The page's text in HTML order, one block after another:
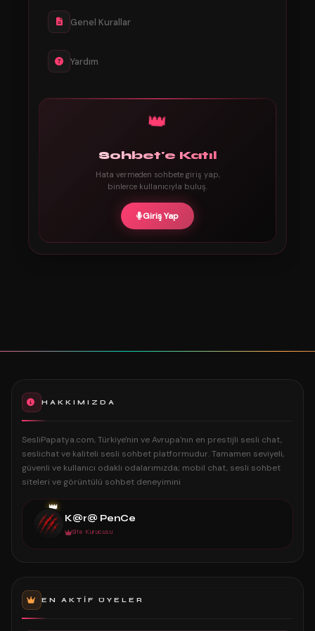
Genel Kurallar
Yardım
👑
Sohbet'e Katıl
Hata vermeden sohbete giriş yap,
binlerce kullanıcıyla buluş.
Giriş Yap
HAKKIMIZDA
SesliPapatya.com, Türkiye'nin ve Avrupa'nın en prestijli sesli chat,
seslichat ve kaliteli sesli sohbet platformudur. Tamamen seviyeli,
güvenli ve kullanıcı odaklı odalarımızda; mobil chat, sesli sohbet
siteleri ve görüntülü sohbet deneyimini
👑
K@r@ PenCe
Site Kurucusu
EN AKTIF ÜYELER